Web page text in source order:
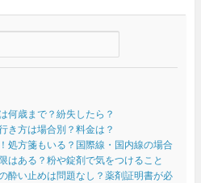
何歳まで？紛失したら？
き方は場合別？料金は？
処方箋もいる？国際線・国内線の場合
はある？粉や錠剤で気をつけること
酔い止めは問題なし？薬剤証明書が必